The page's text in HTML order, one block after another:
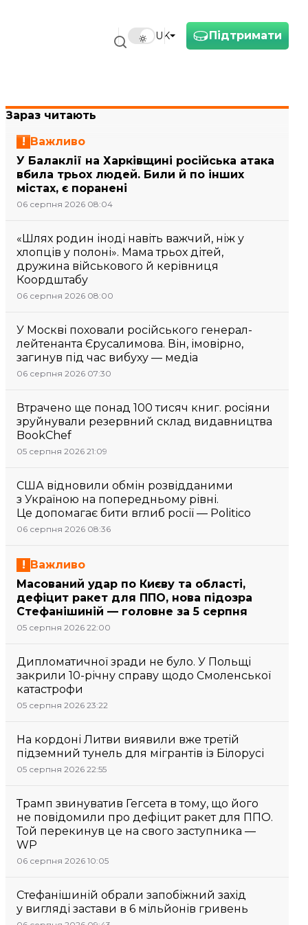
Підтримати
UK
Зараз читають
Важливо
У Балаклії на Харківщині російська атака
вбила трьох людей. Били й по інших
містах, є поранені
06 серпня 2026 08:04
«Шлях родин іноді навіть важчий, ніж у
хлопців у полоні». Мама трьох дітей,
дружина військового й керівниця
Коордштабу
06 серпня 2026 08:00
У Москві поховали російського генерал-
лейтенанта Єрусалимова. Він, імовірно,
загинув під час вибуху — медіа
06 серпня 2026 07:30
Втрачено ще понад 100 тисяч книг. росіяни
зруйнували резервний склад видавництва
BookChef
05 серпня 2026 21:09
США відновили обмін розвідданими
з Україною на попередньому рівні.
Це допомагає бити вглиб росії — Politico
06 серпня 2026 08:36
Важливо
Масований удар по Києву та області,
дефіцит ракет для ППО, нова підозра
Стефанішиній — головне за 5 серпня
05 серпня 2026 22:00
Дипломатичної зради не було. У Польщі
закрили 10-річну справу щодо Смоленської
катастрофи
05 серпня 2026 23:22
На кордоні Литви виявили вже третій
підземний тунель для мігрантів із Білорусі
05 серпня 2026 22:55
Трамп звинуватив Гегсета в тому, що його
не повідомили про дефіцит ракет для ППО.
Той перекинув це на свого заступника —
WP
06 серпня 2026 10:05
Стефанішиній обрали запобіжний захід
у вигляді застави в 6 мільйонів гривень